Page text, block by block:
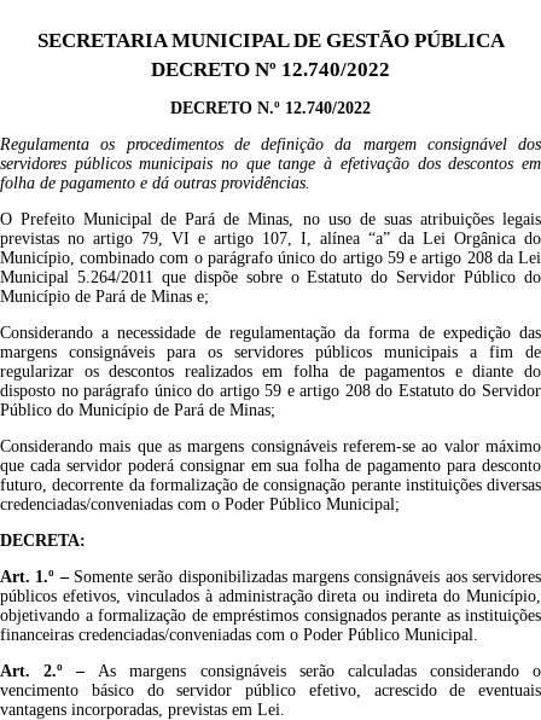
SECRETARIA MUNICIPAL DE GESTÃO PÚBLICA
DECRETO Nº 12.740/2022
DECRETO N.º 12.740/2022
Regulamenta os procedimentos de definição da margem consignável dos
servidores públicos municipais no que tange à efetivação dos descontos em
folha de pagamento e dá outras providências.
O Prefeito Municipal de Pará de Minas, no uso de suas atribuições legais
previstas no artigo 79, VI e artigo 107, I, alínea “a” da Lei Orgânica do
Município, combinado com o parágrafo único do artigo 59 e artigo 208 da Lei
Municipal 5.264/2011 que dispõe sobre o Estatuto do Servidor Público do
Município de Pará de Minas e;
Considerando a necessidade de regulamentação da forma de expedição das
margens consignáveis para os servidores públicos municipais a fim de
regularizar os descontos realizados em folha de pagamentos ediante do
disposto no parágrafo único do artigo 59 e artigo 208 do Estatuto do Servidor
Público do Município de Pará de Minas;
Considerando mais que as margens consignáveis referem-se ao valor máximo
que cada servidor poderá consignar em sua folha de pagamento para desconto
futuro, decorrente da formalização de consignação perante instituições diversas
credenciadas/conveniadas com o Poder Público Municipal;
DECRETA:
Art. 1.º – Somente serão disponibilizadas margens consignáveis aos servidores
públicos efetivos, vinculados à administração direta ou indireta do Município,
objetivando a formalização de empréstimos consignados perante as instituições
financeiras credenciadas/conveniadas com o Poder Público Municipal.
Art. 2.º –As margens consignáveis serão calculadas considerando o
vencimento básico do servidor público efetivo, acrescido de eventuais
vantagens incorporadas, previstas em Lei.